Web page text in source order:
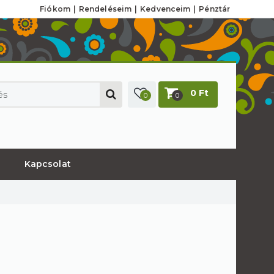
Fiókom Rendeléseim Kedvenceim Pénztár
0 0 0 Ft
Kapcsolat